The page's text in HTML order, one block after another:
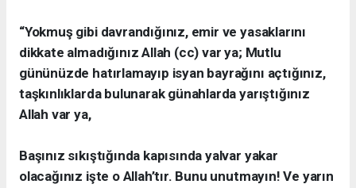
“Yokmuş gibi davrandığınız, emir ve yasaklarını
dikkate almadığınız Allah (cc) var ya; Mutlu
gününüzde hatırlamayıp isyan bayrağını açtığınız,
taşkınlıklarda bulunarak günahlarda yarıştığınız
Allah var ya,
Başınız sıkıştığında kapısında yalvar yakar
olacağınız işte o Allah’tır. Bunu unutmayın! Ve yarın